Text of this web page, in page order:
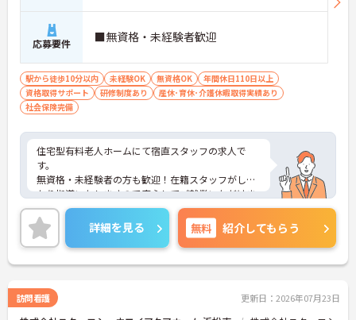
応募要件 ■無資格・未経験者歓迎
駅から徒歩10分以内 未経験OK 無資格OK
年間休日110日以上
資格取得サポート
研修制度あり
産休･育休･介護休暇取得実績あり
社会保険完備
住宅型有料老人ホームにて宿直スタッフの求人で
す。
無資格・未経験者の方も歓迎！在籍スタッフがしっ
かり指導いたしますので安心してご就業いただけま
す！
施設の見学からも可能です◎
ご興味をお持ちの方はお気軽にお問合せ下さい。
詳細を見る 無料 紹介してもらう
訪問看護 更新日：2026年07月23日